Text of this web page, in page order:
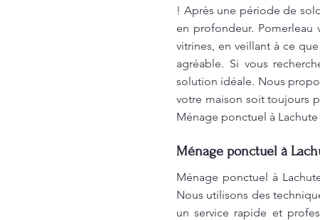
! Après une période de
en profondeur.
vitrines, en veillant à ce
agréable. Si vous
solution idéale. Nous
votre maison soit toujours
Ménage ponctuel à Lachute
Ménage ponctuel à
Ménage ponctuel à
Nous utilisons des
un service rapide et